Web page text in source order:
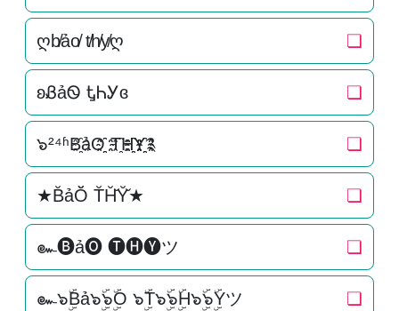
ღb̸ảo̸ t̸h̸y̸ღ ❏
ʚᏰảᏫ ᎿᏂᎩɞ ❏
๖²⁴ʱB҈ảO҈҈ T҈H҈҈Y҈҈༉ ❏
★B̆ảŎ̆ T̆H̆̆Y̆̆★ ❏
๛🅑ả🅞 🅣🅗🅨ツ ❏
๛๖ۣۜBả๖ۣۜ๖ۣۜO ๖ۣۜT๖ۣۜ๖ۣۜH๖ۣۜ๖ۣۜYツ ❏